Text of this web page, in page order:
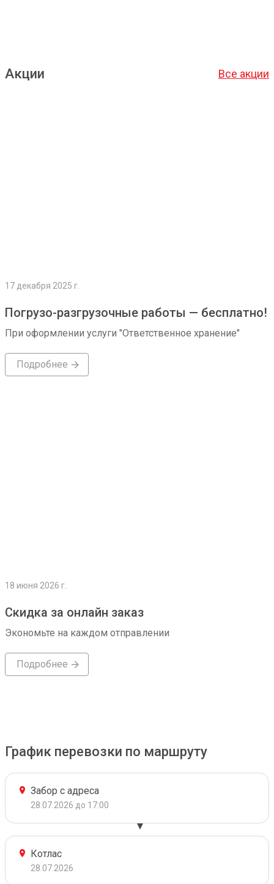
Акции Все акции
17 декабря 2025 г.
Погрузо-разгрузочные работы — бесплатно!
При оформлении услуги "Ответственное хранение"
Подробнее
18 июня 2026 г.
Скидка за онлайн заказ
Экономьте на каждом отправлении
Подробнее
График перевозки по маршруту
Забор с адреса
28.07.2026 до 17:00
Котлас
28.07.2026